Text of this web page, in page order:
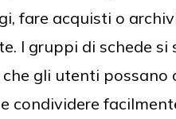
fare acquisti o
I gruppi di schede si
che gli utenti
condividere